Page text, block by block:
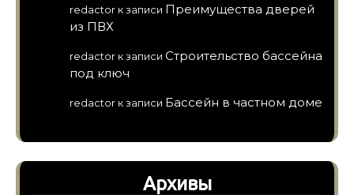
redactor к записи Преимущества дверей
из ПВХ
redactor к записи Строительство бассейна
под ключ
redactor к записи Бассейн в частном доме
Архивы